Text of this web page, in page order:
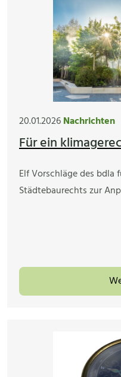
20.01.2026Nachrichten
Für ein
Elf Vorschläge des
Städtebaurechts zur